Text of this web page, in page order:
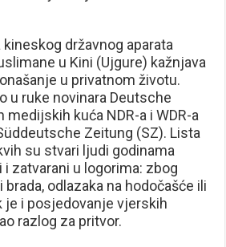
državnog aparata
u Kini (Ujgure) kažnjava
u privatnom životu.
u ruke novinara Deutsche
medijskih kuća NDR-a i WDR-a
Zeitung (SZ). Lista
su stvari ljudi godinama
zatvarani u logorima: zbog
odlazaka na hodočašće ili
je i posjedovanje vjerskih
razlog za pritvor.